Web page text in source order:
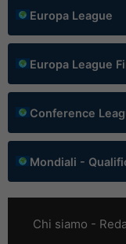
Europa League
Europa League
Conference
Mondiali -
Chi siamo -